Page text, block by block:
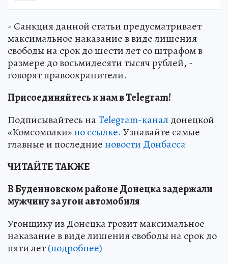
- Санкция данной статьи предусматривает
максимальное наказание в виде лишения
свободы на срок до шести лет со штрафом в
размере до восьмидесяти тысяч рублей, -
говорят правоохранители.
Присоединяйтесь к нам в Telegram!
Подписывайтесь наTelegram-канал донецкой
«Комсомолки»по ссылке. Узнавайте самые
главные и последниеновости Донбасса
ЧИТАЙТЕ ТАКЖЕ
В Буденновском районе Донецка задержали
мужчину за угон автомобиля
Угонщику из Донецка грозит максимальное
наказание в виде лишения свободы на срок до
пяти лет(подробнее)